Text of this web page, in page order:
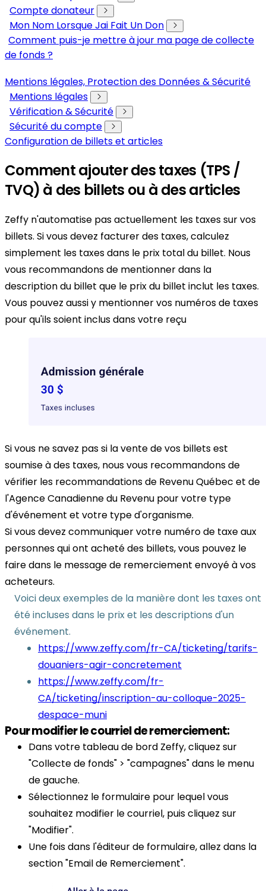
Compte donateur
Mon Nom Lorsque Jai Fait Un Don
Comment puis-je mettre à jour ma page de collecte
de fonds ?
Mentions légales, Protection des Données & Sécurité
Mentions légales
Vérification & Sécurité
Sécurité du compte
Configuration de billets et articles
Comment ajouter des taxes (TPS /
TVQ) à des billets ou à des articles
Zeffy n'automatise pas actuellement les taxes sur vos
billets. Si vous devez facturer des taxes, calculez
simplement les taxes dans le prix total du billet. Nous
vous recommandons de mentionner dans la
description du billet que le prix du billet inclut les taxes.
Vous pouvez aussi y mentionner vos numéros de taxes
pour qu'ils soient inclus dans votre reçu
Si vous ne savez pas si la vente de vos billets est
soumise à des taxes, nous vous recommandons de
vérifier les recommandations de Revenu Québec et de
l'Agence Canadienne du Revenu pour votre type
d'événement et votre type d'organisme.
Si vous devez communiquer votre numéro de taxe aux
personnes qui ont acheté des billets, vous pouvez le
faire dans le message de remerciement envoyé à vos
acheteurs.
Voici deux exemples de la manière dont les taxes ont
été incluses dans le prix et les descriptions d'un
événement.
https://www.zeffy.com/fr-CA/ticketing/tarifs-
douaniers-agir-concretement
https://www.zeffy.com/fr-
CA/ticketing/inscription-au-colloque-2025-
despace-muni
Pour modifier le courriel de remerciement:
Dans votre tableau de bord Zeffy, cliquez sur
"Collecte de fonds" > "campagnes" dans le menu
de gauche.
Sélectionnez le formulaire pour lequel vous
souhaitez modifier le courriel, puis cliquez sur
"Modifier".
Une fois dans l'éditeur de formulaire, allez dans la
section "Email de Remerciement".